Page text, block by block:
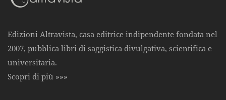
Edizioni Altravista, casa editrice indipendente fondata nel
2007, pubblica libri di saggistica divulgativa, scientifica e
universitaria.
Scopri di più »»»